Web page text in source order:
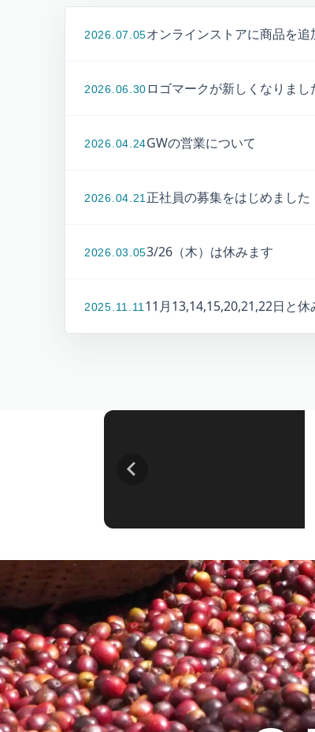
2026.07.05オンラインストアに商品を追
2026.06.30 ロゴマークが新しくなりまし
2026.04.24GWの営業について
2026.04.21 正社員の募集をはじめました
2026.03.053/26（木）は休みます
2025.11.11 11月13,14,15,20,21,22日と休